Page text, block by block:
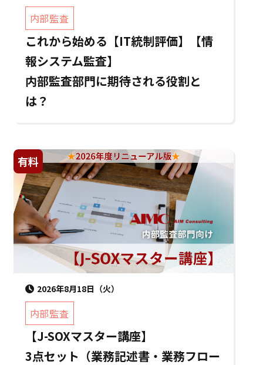
内部監査
これから始める【IT統制評価】【情
報システム監査】
内部監査部門に期待される役割と
は？
有料
2026年8月18日（火）
内部監査
【J-SOXマスター講座】
3点セット（業務記述書・業務フロー